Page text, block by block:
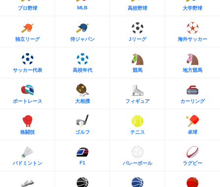
プロ野球 MLB 高校野球 大学野球
独立リーグ 侍ジャパン Jリーグ 海外サッカー
サッカー代表 高校年代 競馬 地方競馬
ボートレース 大相撲 フィギュア カーリング
格闘技 ゴルフ テニス 卓球
バドミントン F1 バレーボール ラグビー